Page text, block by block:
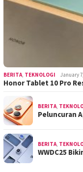
BERITA TEKNOLOGI January
Honor Tablet 10 Pro
BERITA
Peluncuran
BERITA
WWDC25